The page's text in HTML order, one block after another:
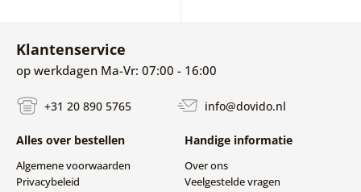
Klantenservice
op werkdagen Ma-Vr: 07:00 - 16:00
+31 20 890 5765 info@dovido.nl
Alles over bestellen
Algemene voorwaarden
Privacybeleid
Handige informatie
Over ons
Veelgestelde vragen